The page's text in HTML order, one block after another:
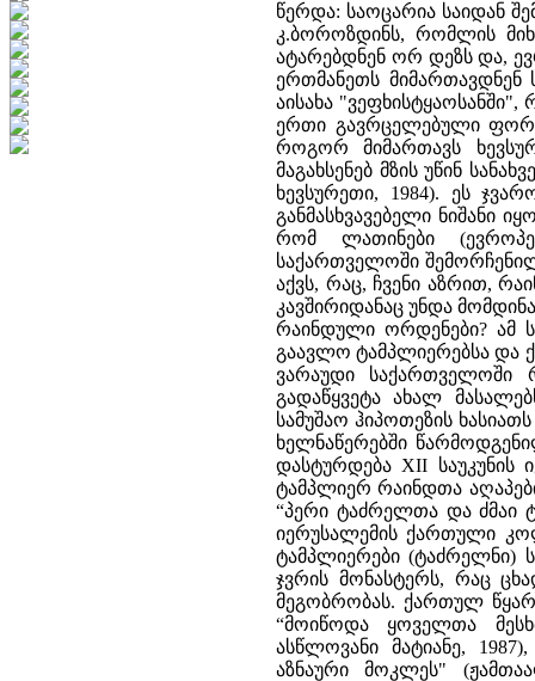
წერდა: საოცარია საიდან
კ.ბოროზდინს, რომლის
ატარებდნენ ორ დეზს და,
ერთმანეთს
აისახა
ერთი გავრცელებული
როგორ მიმართავს
მაგახსენებ მზის უწინ
ხევსურეთი, 1984). ეს
განმასხვავებელი ნიშანი
რომ ლათინები
საქართველოში
აქვს, რაც, ჩვენი აზრით,
კავშირიდანაც უნდა
რაინდული ორდენები? ამ
გაავლო ტამპლიერებსა და
ვარაუდი საქართველოში
გადაწყვეტა ახალ
სამუშაო ჰიპოთეზის
ხელნაწერებში
დასტურდება XII
ტამპლიერ რაინდთა
“პერი ტაძრელთა და ძმაი
იერუსალემის ქართული
ტამპლიერები (ტაძრელნი)
ჯვრის მონასტერს, რაც
მეგობრობას. ქართულ
“მოიწოდა ყოველთა
ასწლოვანი მატიანე,
აზნაური მოკლეს"